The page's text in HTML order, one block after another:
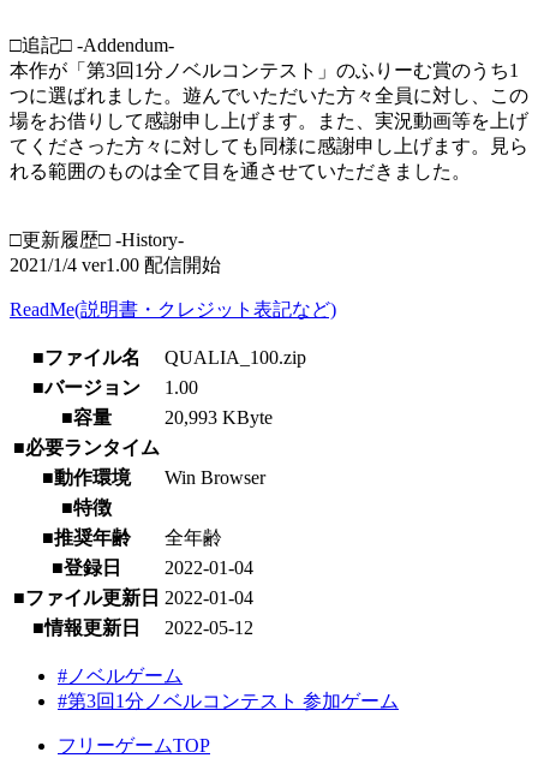
□追記□ -Addendum-
本作が「第3回1分ノベルコンテスト」のふりーむ賞のうち1
つに選ばれました。遊んでいただいた方々全員に対し、この
場をお借りして感謝申し上げます。また、実況動画等を上げ
てくださった方々に対しても同様に感謝申し上げます。見ら
れる範囲のものは全て目を通させていただきました。
□更新履歴□ -History-
2021/1/4 ver1.00 配信開始
ReadMe(説明書・クレジット表記など)
■ファイル名
QUALIA_100.zip
■バージョン
1.00
■容量
20,993 KByte
■必要ランタイム
■動作環境
Win Browser
■特徴
■推奨年齢
全年齢
■登録日
2022-01-04
■ファイル更新日 2022-01-04
■情報更新日
2022-05-12
#ノベルゲーム
#第3回1分ノベルコンテスト 参加ゲーム
フリーゲームTOP